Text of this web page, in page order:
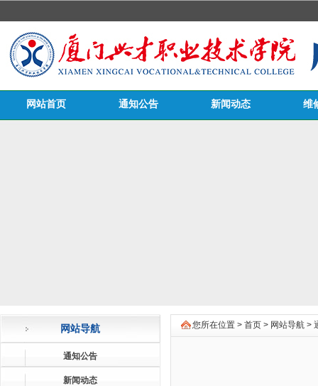
网站首页 通知公告 新闻动态 维
网站导航
通知公告
新闻动态
您所在位置 > 首页 > 网站导航 >